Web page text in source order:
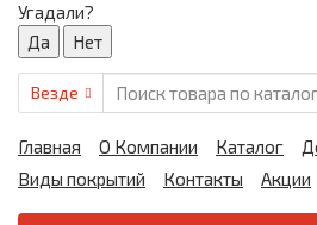
Угадали?
Везде
Главная О Компании Каталог
Виды покрытий
Контакты Акции